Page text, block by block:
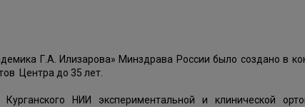
Г.А. Илизарова» Минздрава России было создано в
Центра до 35 лет.
НИИ экспериментальной и клинической